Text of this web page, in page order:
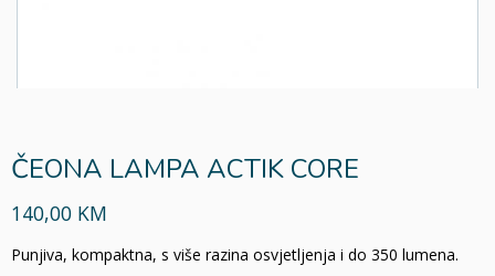
ČEONA LAMPA ACTIK CORE
140,00 KM
Punjiva, kompaktna, s više razina osvjetljenja i do 350 lumena.